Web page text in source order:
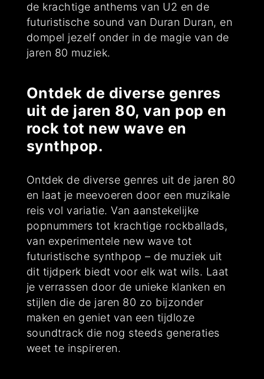
de krachtige anthems van U2 en de
futuristische sound van Duran Duran, en
dompel jezelf onder in de magie van de
jaren 80 muziek.
Ontdek de diverse genres
uit de jaren 80, van pop en
rock tot new wave en
synthpop.
Ontdek de diverse genres uit de jaren 80
en laat je meevoeren door een muzikale
reis vol variatie. Van aanstekelijke
popnummers tot krachtige rockballads,
van experimentele new wave tot
futuristische synthpop – de muziek uit
dit tijdperk biedt voor elk wat wils. Laat
je verrassen door de unieke klanken en
stijlen die de jaren 80 zo bijzonder
maken en geniet van een tijdloze
soundtrack die nog steeds generaties
weet te inspireren.